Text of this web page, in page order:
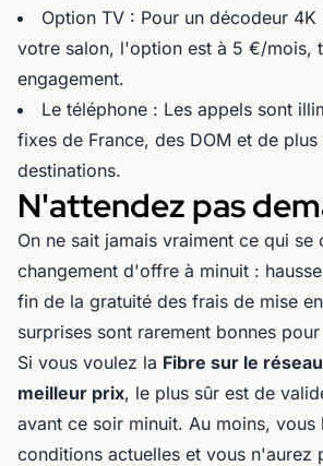
Option TV : Pour un décodeur 4K
votre salon, l'option est à 5 €/mois,
engagement.
Le téléphone : Les appels sont
fixes de France, des DOM et de plus
destinations.
N'attendez pas
On ne sait jamais vraiment ce qui se
changement d'offre à minuit :
fin de la gratuité des frais de mise
surprises sont rarement bonnes
Si vous voulez la Fibre sur le
meilleur prix, le plus sûr est de
avant ce soir minuit. Au moins, vous
conditions actuelles et vous n'aurez